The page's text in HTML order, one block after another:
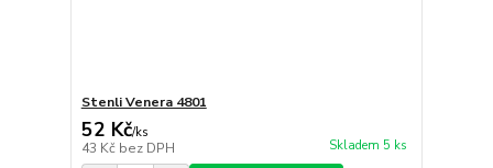
Stenli Venera 4801
52 Kč/ks
43 Kč bez DPH Skladem 5 ks